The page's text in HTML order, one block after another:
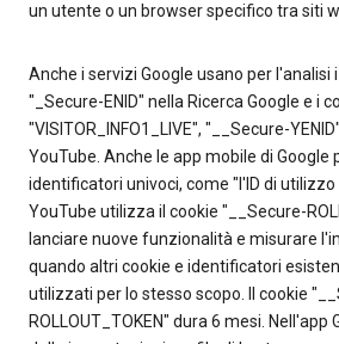
un utente o un browser specifico tra siti
Anche i servizi Google usano per l'analisi i
"_Secure-ENID" nella Ricerca Google e i
"VISITOR_INFO1_LIVE", "__Secure-
YouTube. Anche le app mobile di Google
identificatori univoci, come "l'ID di utilizzo
YouTube utilizza il cookie "__Secure-
lanciare nuove funzionalità e misurare
quando altri cookie e identificatori
utilizzati per lo stesso scopo. Il cookie
ROLLOUT_TOKEN" dura 6 mesi. Nell'app